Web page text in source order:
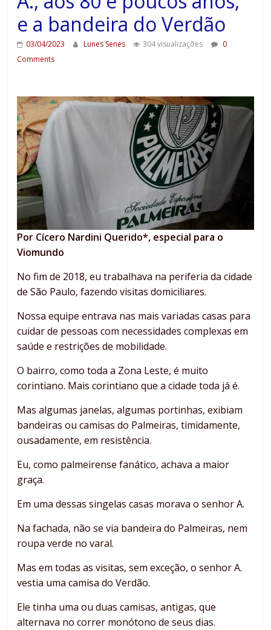
e a bandeira do Verdão
03/04/2023 Lunes Senes 304 visualizações
0
Comments
Por Cícero Nardini Querido*, especial para o
Viomundo
No fim de 2018, eu trabalhava na periferia da cidade
de São Paulo, fazendo visitas domiciliares.
Nossa equipe entrava nas mais variadas casas para
cuidar de pessoas com necessidades complexas em
saúde e restrições de mobilidade.
O bairro, como toda a Zona Leste, é muito
corintiano. Mais corintiano que a cidade toda já é.
Mas algumas janelas, algumas portinhas, exibiam
bandeiras ou camisas do Palmeiras, timidamente,
ousadamente, em resistência.
Eu, como palmeirense fanático, achava a maior
graça.
Em uma dessas singelas casas morava o senhor A.
Na fachada, não se via bandeira do Palmeiras, nem
roupa verde no varal.
Mas em todas as visitas, sem exceção, o senhor A.
vestia uma camisa do Verdão.
Ele tinha uma ou duas camisas, antigas, que
alternava no correr monótono de seus dias.